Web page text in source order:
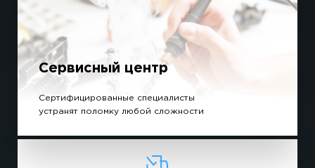
Сервисный центр
Сертифицированные специалисты
устранят поломку любой сложности